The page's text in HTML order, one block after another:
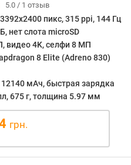
5.0 / 1 отзыв
3392x2400 пикс, 315 ppi, 144 Гц
нет слота microSD
видео 4K, селфи 8 МП
8 Elite (Adreno 830)
12140 мАч, быстрая зарядка
675 г, толщина 5.97 мм
грн.